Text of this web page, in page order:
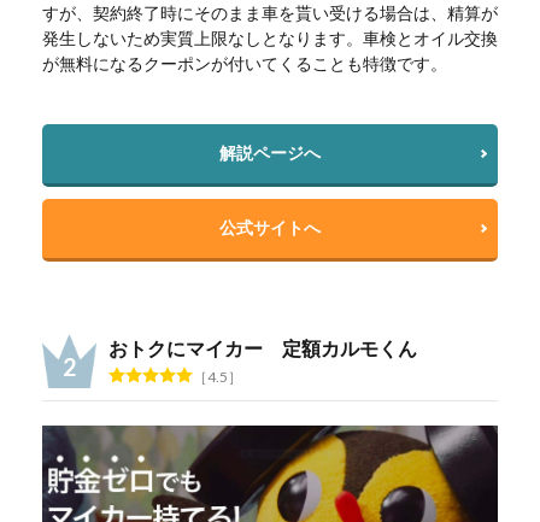
すが、契約終了時にそのまま車を貰い受ける場合は、精算が
発生しないため実質上限なしとなります。車検とオイル交換
が無料になるクーポンが付いてくることも特徴です。
解説ページへ
公式サイトへ
おトクにマイカー 定額カルモくん
4.5